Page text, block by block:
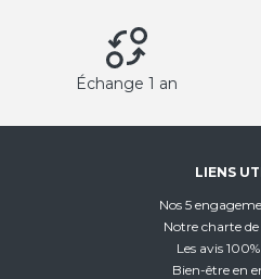
Échange 1 an
LIENS
Nos 5
Notre charte
Les avis
Bien-être en